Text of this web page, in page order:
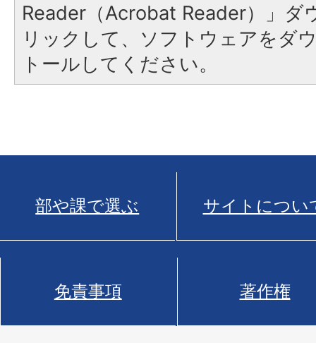
Reader（Acrobat Reader）」ダ
リックして、ソフトウェアをダ
トールしてください。
部や課で選ぶ サイトについ
免責事項 著作権